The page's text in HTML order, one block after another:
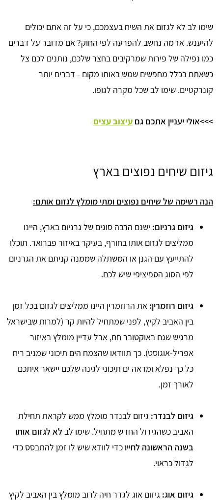
שימו לב לא לגזום את השיח בעצמכם, כי על זה אתם יכולים
להיענש. אז מה נחשב להפרעה לפי החוק? אם מדובר על דברים
כמו נפילה של פירות שמרקיבים בחצר שלכם, נותנים לכם צל
כשאתם בכלל מחפשים שמש באותו מקום - דברים יותר
קונרקטיים. שימו לב שכל מקרה לגופו.
>>>אולי יעניין אתכם גם עיצוב עצים
גיזום שיחים נפוצים בארץ
הנה רשימה של שיחים נפוצים ומתי מומלץ לגזום אותם:
גיזום גרניום: ישנם הרבה סוגים של גרניום בארץ, היינו
ממליצים לגזום אותו בחורף, בעיקר באיזור פברואר. תוכלו
להתייעץ עם הגנן או המשתלה שממנה קניתם את הגרניום
לפי הסוג הספיציפי שיש לכם.
גיזום רוזמרין: את הרוזמרין היינו ממליצים לגזום בכל זמן
בין האביב לקיץ, לפני שמתחיל להיות קר (למרות שבישראל
מרגיש שגם באוקטובר חם, אבל עדיין מומלץ באיזור
אפריל-אוגוסט). כך תוודאו שהצמח הים תיכוני שמניב ריח
כל כך נפלא ומראה ים תיכוני לגינה שלכם יישאר איתכם
לאורך זמן.
גיזום לבנדר: גיזום לבנדר מומלץ ממש לקראת תחילת
האביב כשהגידול החדש מתחיל. שימו לב לא לגזום אותו
בשנה הראשונה לחייו כדי לוודא שיש לו זמן להתבסס כדי
לגדול כראוי.
גיזום אוג: גיזום אוג לגדר חיה לרוב מומלץ בין האביב לקיץ